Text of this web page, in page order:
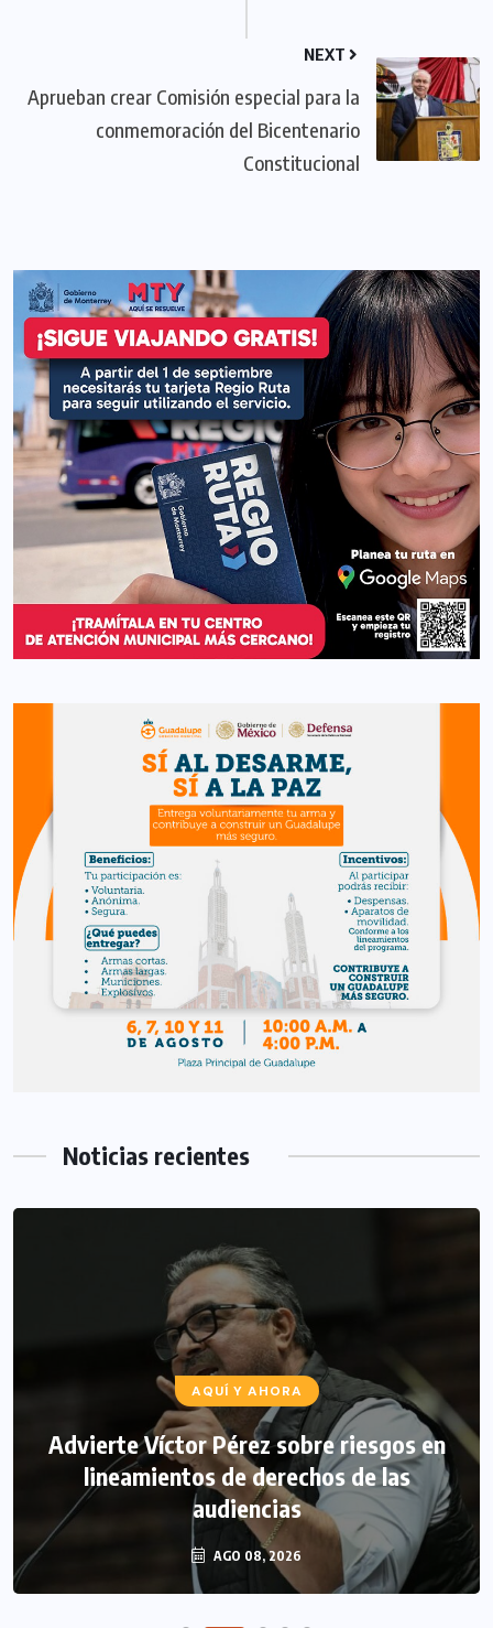
NEXT
Aprueban crear Comisión especial para la
conmemoración del Bicentenario
Constitucional
Noticias recientes
AQUÍ Y AHORA
Advierte Víctor Pérez sobre riesgos en
lineamientos de derechos de las
audiencias
AGO 08, 2026